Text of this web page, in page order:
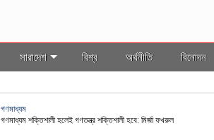
সারাদেশ বিশ্ব অর্থনীতি বিনোদন
অর্থনীতি
স্বর্ণ শিল্পকে প্রাতিষ্ঠানিক ও স্বচ্ছ কাঠামোর আওতায় আনতে নতুন নীতিমালা প্রণয়ন